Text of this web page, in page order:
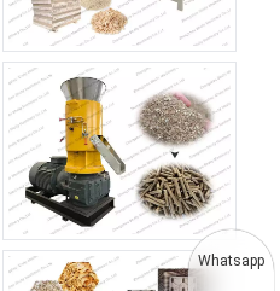
Whatsapp